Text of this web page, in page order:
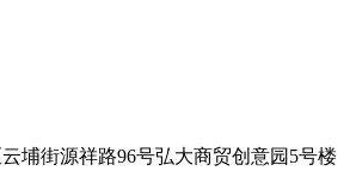
埔街源祥路96号弘大商贸创意园5号楼